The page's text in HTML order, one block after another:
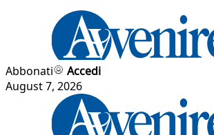
Abbonati
Accedi
August 7, 2026